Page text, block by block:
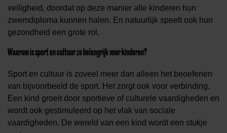
veiligheid, doordat op deze manier alle kinderen hun
zwemdiploma kunnen halen. En natuurlijk speelt ook hun
gezondheid een grote rol.
Waarom is sport en cultuur zo belangrijk voor kinderen?
Sport en cultuur is zoveel meer dan alleen het beoefenen
van bijvoorbeeld de sport. Het zorgt ook voor verbinding.
Een kind groeit door sportieve of culturele vaardigheden en
wordt ook gestimuleerd op het vlak van sociale
vaardigheden. De wereld van een kind wordt een stukje